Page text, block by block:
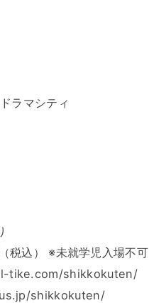
ラマシティ
税込） ※未就学児入場不可
l-tike.com/shikkokuten/
shikkokuten/